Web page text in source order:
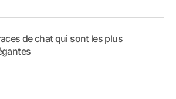
de chat qui sont les plus